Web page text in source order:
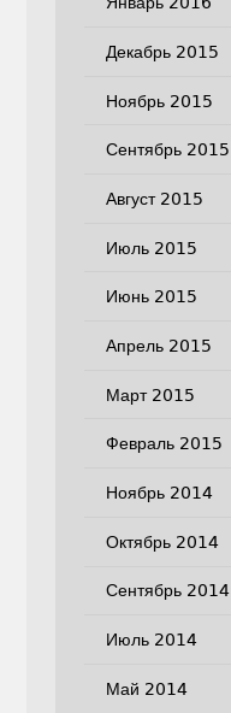
Декабрь 2015
Ноябрь 2015
Сентябрь 2015
Август 2015
Июль 2015
Июнь 2015
Апрель 2015
Март 2015
Февраль 2015
Ноябрь 2014
Октябрь 2014
Сентябрь 2014
Июль 2014
Май 2014